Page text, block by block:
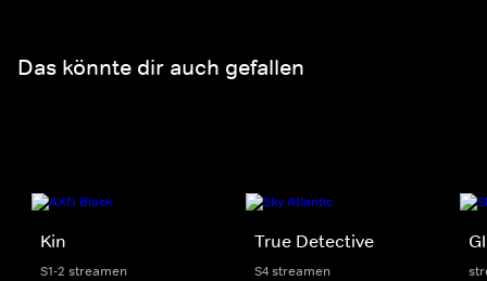
Das könnte dir auch gefallen
Kin
S1-2 streamen
True Detective
S4 streamen